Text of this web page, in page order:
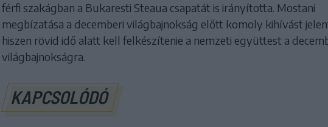
férfi szakágban a Bukaresti Steaua csapatát is irányította. Mostani
megbízatása a decemberi világbajnokság előtt komoly kihívást
hiszen rövid idő alatt kell felkészítenie a nemzeti együttest a
világbajnokságra.
KAPCSOLÓDÓ